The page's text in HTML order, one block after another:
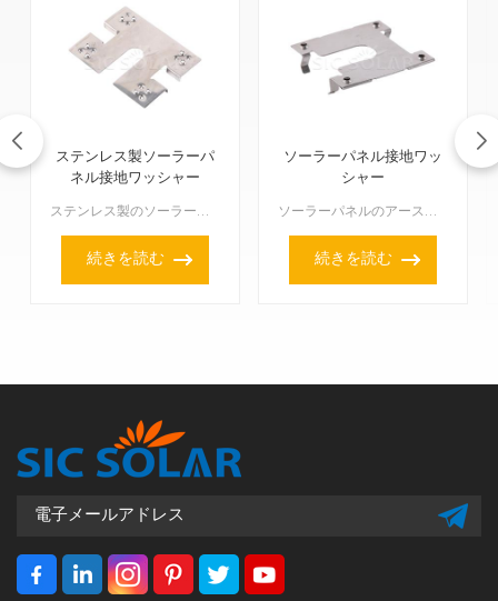
ステンレス製ソーラーパ
ネル接地ワッシャー
ステンレス製のソーラーパネル接地ワッシャーは、太陽光発電システムにおいて非常に重要な部品です。ソーラーパネルとその設置に使用するすべての部品を安全に接地するのに役立ちます。これらのワッシャーは、システ...
続きを読む
ソーラーパネル接地ワッ
シャー
ソーラーパネルのアースワッシャーは非常に重要です。パネルが設置物に�
続きを読む